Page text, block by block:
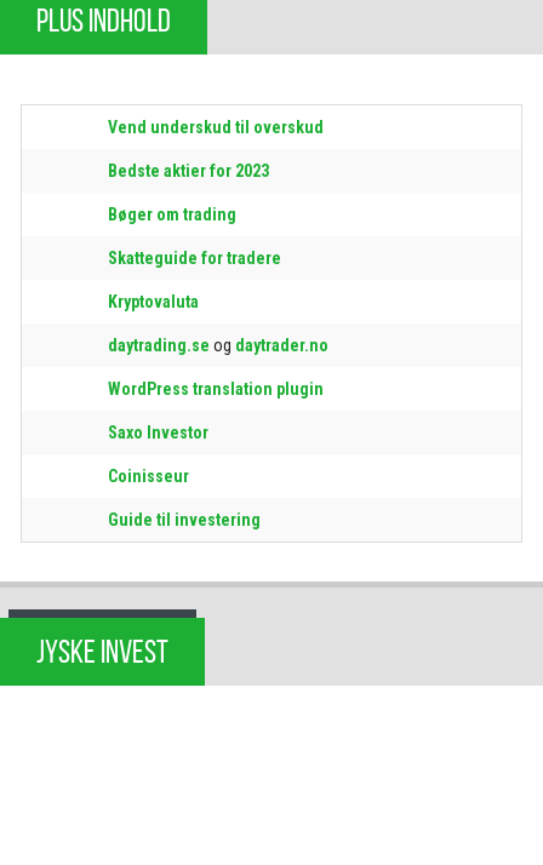
PLUS INDHOLD
Vend underskud til overskud
Bedste aktier for 2023
Bøger om trading
Skatteguide for tradere
Kryptovaluta
daytrading.se og daytrader.no
WordPress translation plugin
Saxo Investor
Coinisseur
Guide til investering
JYSKE INVEST